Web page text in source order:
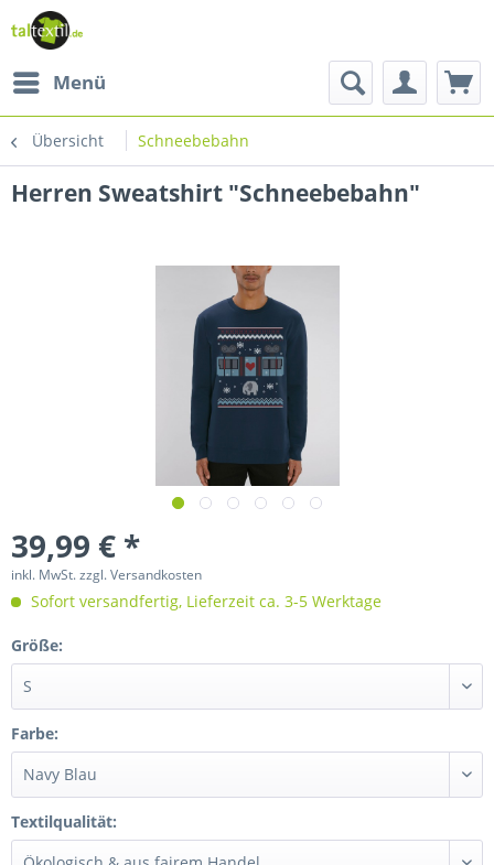
Menü
Übersicht Schneebebahn
Herren Sweatshirt "Schneebebahn"
39,99 € *
inkl. MwSt.zzgl. Versandkosten
Sofort versandfertig, Lieferzeit ca. 3-5 Werktage
Größe:
Farbe:
Textilqualität: